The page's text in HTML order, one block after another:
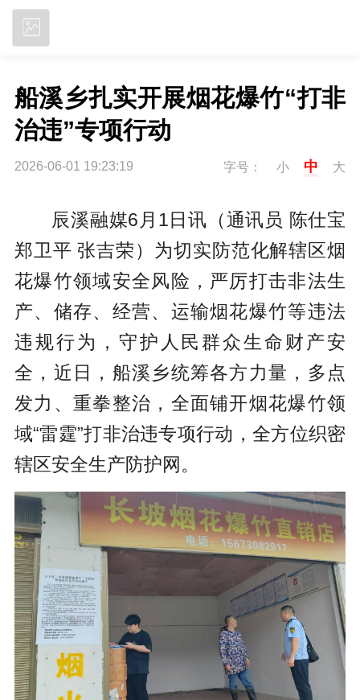
船溪乡扎实开展烟花爆竹“打非
治违”专项行动
2026-06-01 19:23:19 字号： 小 中 大
辰溪融媒6月1日讯（通讯员 陈仕宝
郑卫平 张吉荣）为切实防范化解辖区烟
花爆竹领域安全风险，严厉打击非法生
产、储存、经营、运输烟花爆竹等违法
违规行为，守护人民群众生命财产安
全，近日，船溪乡统筹各方力量，多点
发力、重拳整治，全面铺开烟花爆竹领
域“雷霆”打非治违专项行动，全方位织密
辖区安全生产防护网。